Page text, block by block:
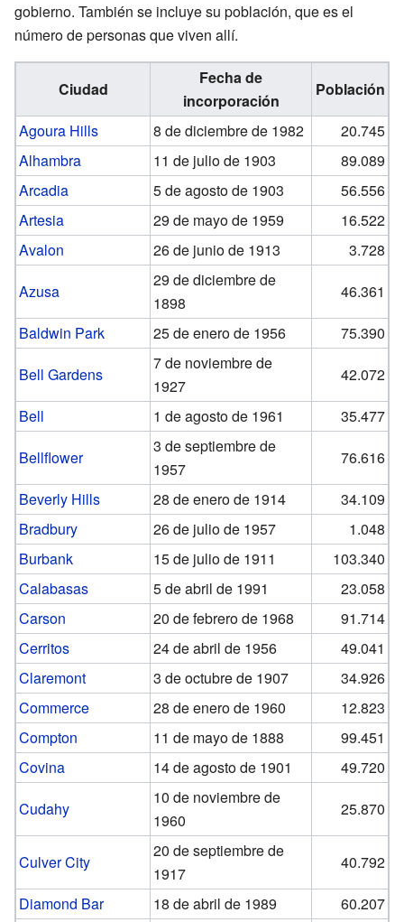
gobierno. También se incluye su población, que es el
número de personas que viven allí.
Ciudad
Fecha de
incorporación
Población
Agoura Hills
8 de diciembre de 1982
20.745
Alhambra
11 de julio de 1903
89.089
Arcadia
5 de agosto de 1903
56.556
Artesia
29 de mayo de 1959
16.522
Avalon
26 de junio de 1913
3.728
Azusa
29 de diciembre de
1898
46.361
Baldwin Park
25 de enero de 1956
75.390
Bell Gardens
7 de noviembre de
1927
42.072
Bell
1 de agosto de 1961
35.477
Bellflower
3 de septiembre de
1957
76.616
Beverly Hills
28 de enero de 1914
34.109
Bradbury
26 de julio de 1957
1.048
Burbank
15 de julio de 1911
103.340
Calabasas
5 de abril de 1991
23.058
Carson
20 de febrero de 1968
91.714
Cerritos
24 de abril de 1956
49.041
Claremont
3 de octubre de 1907
34.926
Commerce
28 de enero de 1960
12.823
Compton
11 de mayo de 1888
99.451
Covina
14 de agosto de 1901
49.720
Cudahy
10 de noviembre de
1960
25.870
Culver City
20 de septiembre de
1917
40.792
Diamond Bar
18 de abril de 1989 60.207